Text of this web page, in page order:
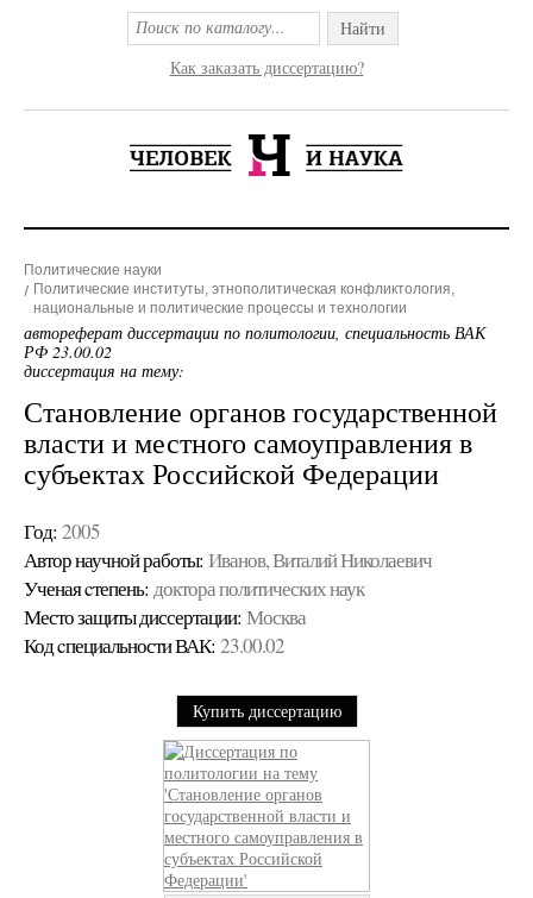
Найти
Как заказать диссертацию?
Политические науки
Политические институты, этнополитическая конфликтология,
национальные и политические процессы и технологии
автореферат диссертации по политологии, специальность ВАК
РФ 23.00.02
диссертация на тему:
Становление органов государственной
власти и местного самоуправления в
субъектах Российской Федерации
Год: 2005
Автор научной работы: Иванов, Виталий Николаевич
Ученая cтепень: доктора политических наук
Место защиты диссертации: Москва
Код cпециальности ВАК: 23.00.02
Купить диссертацию